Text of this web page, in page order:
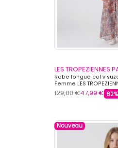
LES TROPEZIENNES
Robe longue col v
Femme LES
129,00 €47,99 € 62%
Nouveau